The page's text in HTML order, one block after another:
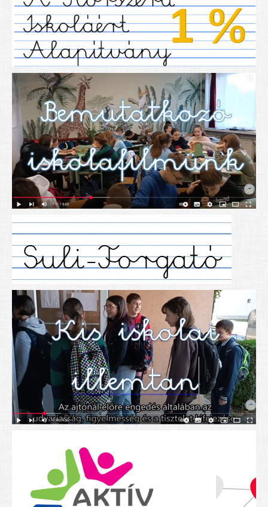
SIHU
EFOP 325
TÁMOP
TIOP
Határtalanul
Névadónk
UNESCO Társult Iskola
Sportversenyek
Tanulmányi versenyek
Alapítványunk
Nyitva tartás
SZÜLŐKNEK
Google Tanterem, Classroom - útmutató diákoknak
Tanév rendje
Étkezés befizetése
Étlap
eKréta
Diákigazolvány igénylése
Mindennapos testnevelés
Tartós tankönyvek
Nyolcadikosainknak
Kréta szülői segédlet